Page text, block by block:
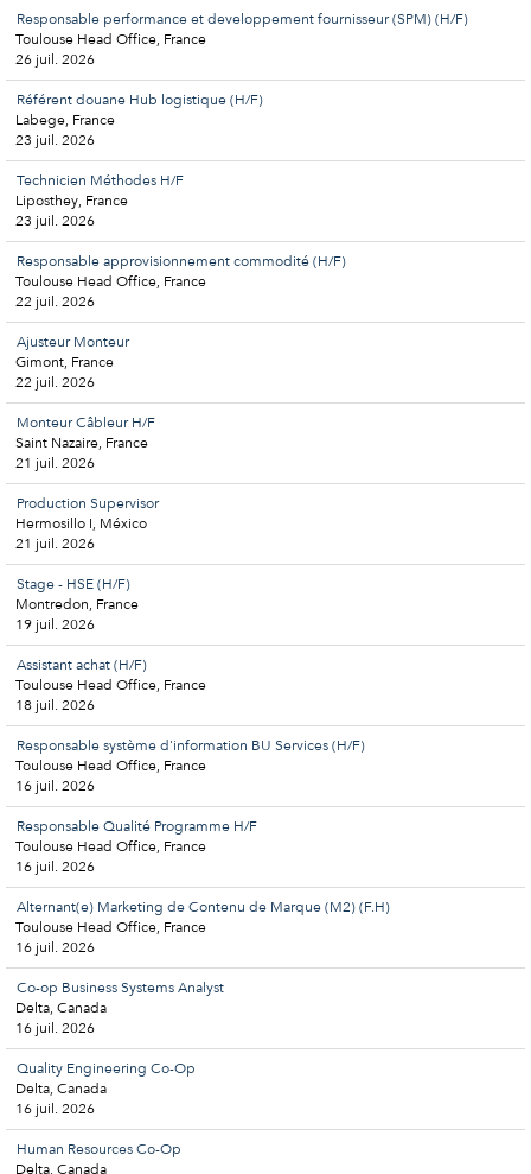
Responsable performance et developpement fournisseur (SPM) (H/F)
Toulouse Head Office, France
26 juil. 2026
Référent douane Hub logistique (H/F)
Labege, France
23 juil. 2026
Technicien Méthodes H/F
Liposthey, France
23 juil. 2026
Responsable approvisionnement commodité (H/F)
Toulouse Head Office, France
22 juil. 2026
Ajusteur Monteur
Gimont, France
22 juil. 2026
Monteur Câbleur H/F
Saint Nazaire, France
21 juil. 2026
Production Supervisor
Hermosillo I, México
21 juil. 2026
Stage - HSE (H/F)
Montredon, France
19 juil. 2026
Assistant achat (H/F)
Toulouse Head Office, France
18 juil. 2026
Responsable système d'information BU Services (H/F)
Toulouse Head Office, France
16 juil. 2026
Responsable Qualité Programme H/F
Toulouse Head Office, France
16 juil. 2026
Alternant(e) Marketing de Contenu de Marque (M2) (F.H)
Toulouse Head Office, France
16 juil. 2026
Co-op Business Systems Analyst
Delta, Canada
16 juil. 2026
Quality Engineering Co-Op
Delta, Canada
16 juil. 2026
Human Resources Co-Op
Delta, Canada